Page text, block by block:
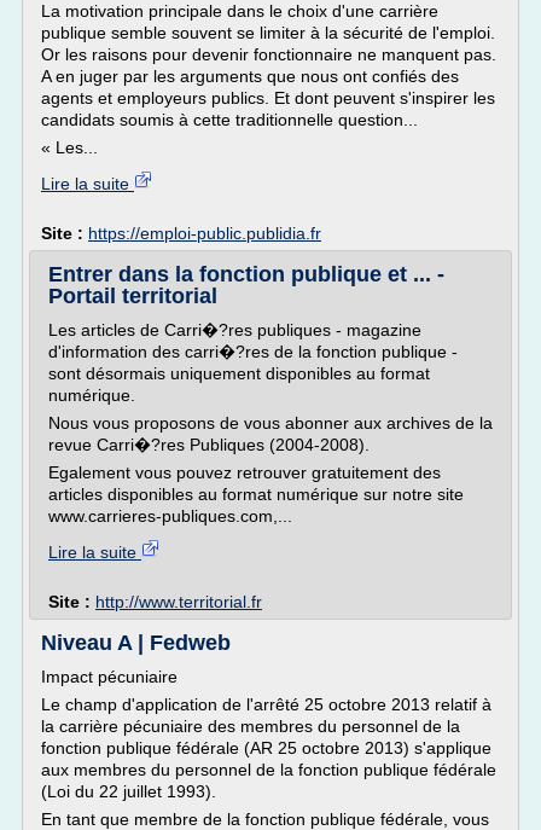
La motivation principale dans le choix d'une carrière
publique semble souvent se limiter à la sécurité de l'emploi.
Or les raisons pour devenir fonctionnaire ne manquent pas.
A en juger par les arguments que nous ont confiés des
agents et employeurs publics. Et dont peuvent s'inspirer les
candidats soumis à cette traditionnelle question...
« Les...
Lire la suite
Site : https://emploi-public.publidia.fr
Entrer dans la fonction publique et ... -
Portail territorial
Les articles de Carri�?res publiques - magazine
d'information des carri�?res de la fonction publique -
sont désormais uniquement disponibles au format
numérique.
Nous vous proposons de vous abonner aux archives de la
revue Carri�?res Publiques (2004-2008).
Egalement vous pouvez retrouver gratuitement des
articles disponibles au format numérique sur notre site
www.carrieres-publiques.com,...
Lire la suite
Site : http://www.territorial.fr
Niveau A | Fedweb
Impact pécuniaire
Le champ d'application de l'arrêté 25 octobre 2013 relatif à
la carrière pécuniaire des membres du personnel de la
fonction publique fédérale (AR 25 octobre 2013) s'applique
aux membres du personnel de la fonction publique fédérale
(Loi du 22 juillet 1993).
En tant que membre de la fonction publique fédérale, vous